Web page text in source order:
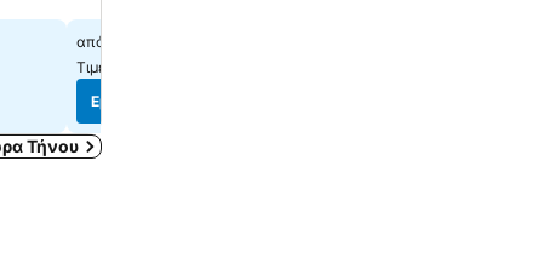
από
Τιμές από
Εμφάνιση τιμών
Τήνου